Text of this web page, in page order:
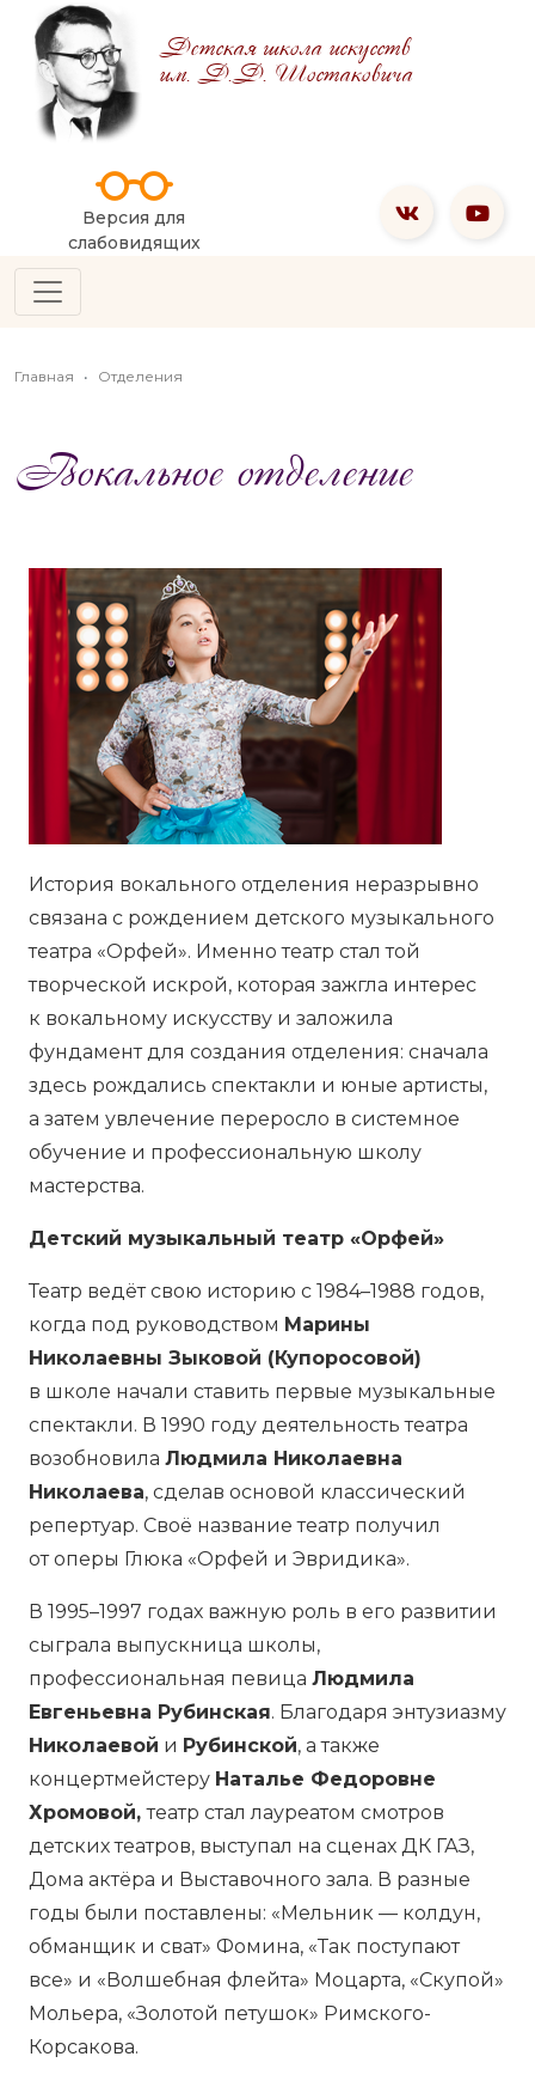
Детская школа искусств
им. Д.Д. Шостаковича
Версия для
слабовидящих
Главная Отделения
Вокальное отделение
История вокального отделения неразрывно
связана с рождением детского музыкального
театра «Орфей». Именно театр стал той
творческой искрой, которая зажгла интерес
к вокальному искусству и заложила
фундамент для создания отделения: сначала
здесь рождались спектакли и юные артисты,
а затем увлечение переросло в системное
обучение и профессиональную школу
мастерства.
Детский музыкальный театр «Орфей»
Театр ведёт свою историю с 1984–1988 годов,
когда под руководством Марины
Николаевны Зыковой (Купоросовой)
в школе начали ставить первые музыкальные
спектакли. В 1990 году деятельность театра
возобновила Людмила Николаевна
Николаева, сделав основой классический
репертуар. Своё название театр получил
от оперы Глюка «Орфей и Эвридика».
В 1995–1997 годах важную роль в его развитии
сыграла выпускница школы,
профессиональная певица Людмила
Евгеньевна Рубинская. Благодаря энтузиазму
Николаевой и Рубинской, а также
концертмейстеру Наталье Федоровне
Хромовой,театр стал лауреатом смотров
детских театров, выступал на сценах ДК ГАЗ,
Дома актёра и Выставочного зала. В разные
годы были поставлены: «Мельник — колдун,
обманщик и сват» Фомина, «Так поступают
все» и «Волшебная флейта» Моцарта, «Скупой»
Мольера, «Золотой петушок» Римского-
Корсакова.